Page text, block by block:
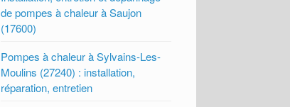
de pompes à chaleur à Saujon
(17600)
Pompes à chaleur à Sylvains-Les-
Moulins (27240) : installation,
réparation, entretien